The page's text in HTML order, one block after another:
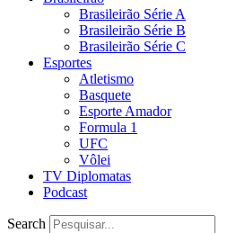
Brasileirão Série A
Brasileirão Série B
Brasileirão Série C
Esportes
Atletismo
Basquete
Esporte Amador
Formula 1
UFC
Vôlei
TV Diplomatas
Podcast
Search